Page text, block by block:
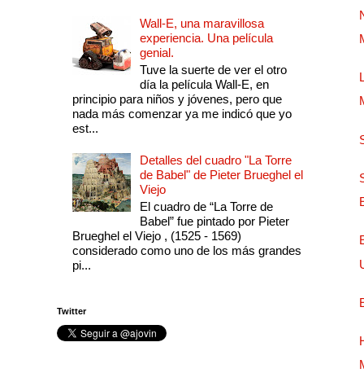
Wall-E, una maravillosa
experiencia. Una película
genial.
Tuve la suerte de ver el otro
día la película Wall-E, en
principio para niños y jóvenes, pero que
nada más comenzar ya me indicó que yo
est...
Detalles del cuadro "La Torre
de Babel" de Pieter Brueghel el
Viejo
El cuadro de “La Torre de
Babel” fue pintado por Pieter
Brueghel el Viejo , (1525 - 1569)
considerado como uno de los más grandes
pi...
Twitter